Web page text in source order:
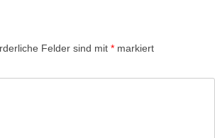
Felder sind mit * markiert